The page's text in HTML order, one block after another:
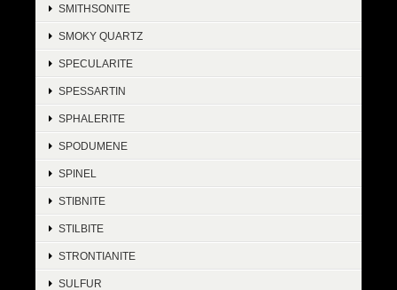
SMITHSONITE
SMOKY QUARTZ
SPECULARITE
SPESSARTIN
SPHALERITE
SPODUMENE
SPINEL
STIBNITE
STILBITE
STRONTIANITE
SULFUR